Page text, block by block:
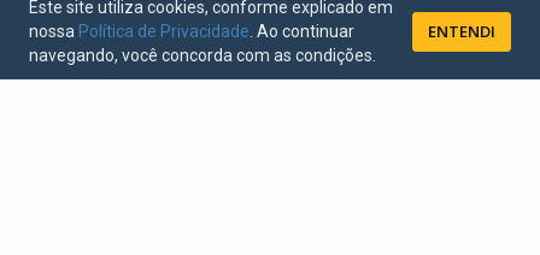
Este site utiliza cookies, conforme explicado em
nossa Política de Privacidade . Ao continuar
navegando, você concorda com as condições.
ENTENDI